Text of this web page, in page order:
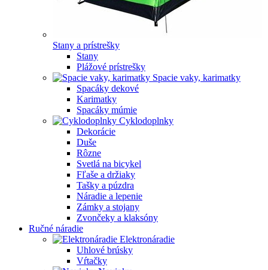
Stany a prístrešky
Stany
Plážové prístrešky
Spacie vaky, karimatky
Spacáky dekové
Karimatky
Spacáky múmie
Cyklodoplnky
Dekorácie
Duše
Rôzne
Svetlá na bicykel
Fľaše a držiaky
Tašky a púzdra
Náradie a lepenie
Zámky a stojany
Zvončeky a klaksóny
Ručné náradie
Elektronáradie
Uhlové brúsky
Vŕtačky